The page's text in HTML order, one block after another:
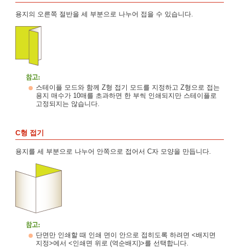
용지의 오른쪽 절반을 세 부분으로 나누어 접을 수 있습니다.
스테이플 모드와 함께 Z형 접기 모드를 지정하고 Z형으로 접는
용지 매수가 10매를 초과하면 한 부씩 인쇄되지만 스테이플로
고정되지는 않습니다.
C형 접기
용지를 세 부분으로 나누어 안쪽으로 접어서 C자 모양을 만듭니다.
단면만 인쇄할 때 인쇄 면이 안으로 접히도록 하려면 <배지면
지정>에서 <인쇄면 위로 (역순배지)>를 선택합니다.